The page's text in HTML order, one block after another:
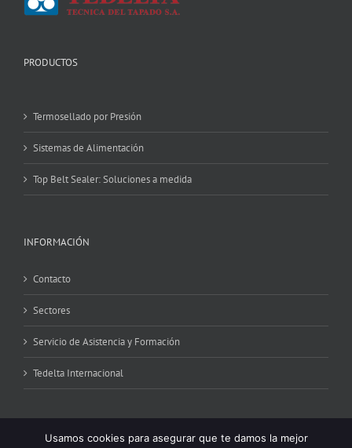
PRODUCTOS
Termosellado por Presión
Sistemas de Alimentación
Top Belt Sealer: Soluciones a medida
INFORMACIÓN
Contacto
Sectores
Servicio de Asistencia y Formación
Tedelta Internacional
Usamos cookies para asegurar que te damos la mejor